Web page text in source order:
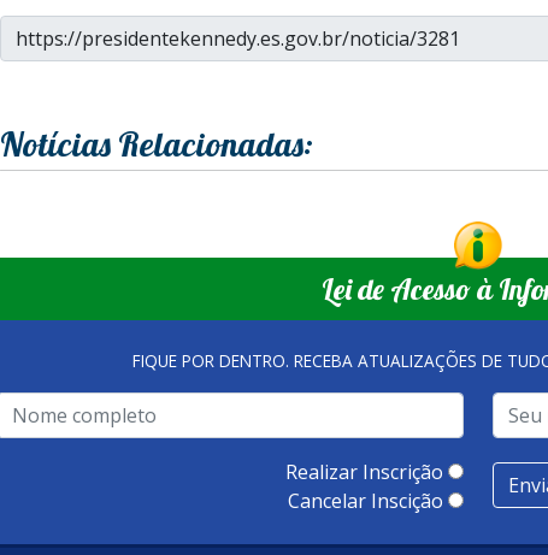
Notícias Relacionadas:
Lei de Acesso à
FIQUE POR DENTRO. RECEBA ATUALIZAÇÕES DE
Realizar Inscrição
Cancelar Inscição